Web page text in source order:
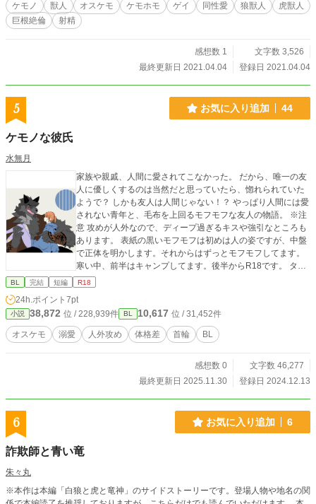
ケモノ 獣人 オスケモ ケモホモ ゲイ 同性愛 狼獣人
虎獣人
巨根絶倫
射精
感想数 1
文字数 3,526
最終更新日 2021.04.04
登録日 2021.04.04
5 お気に入り追加 44
ケモノな彼氏
水無月
家族や親戚、人間に愛されてこなかった。 だから、唯一の友
人に優しくするのは当然だと思っていたら、惚れられていた
ようで？ しかも友人は人間じゃない！？ やっぱり人間には愛
されない青年と、毛布を上回るモフモフな友人の物語。 ※注
意 攻めが人外なので、ディープ過ぎるキスや強引なところも
あります。 表紙の黒いモフモフは初めは人の姿ですが、中盤
で正体を明かします。それからはずっとモフモフしてます。
寒い中、前半はキャンプしてます。後半からR18です。 タク
ト→好き好き大好き。わんわん！ 苺 →ちょ、ちょっと待
BL 完結 短編 R18
24h.ポイント 7pt
小説 38,872 位 / 228,939件 BL 10,617 位 / 31,452件
オスケモ 溺愛 人外攻め 体格差 首輪 BL
感想数 0
文字数 46,277
最終更新日 2025.11.30
登録日 2024.12.13
6 お気に入り追加 6
詐欺師と青い竜
朱々丸
※本作は本編「白狼と虎と竜神」のサイドストーリーです。登場人物や地名の関